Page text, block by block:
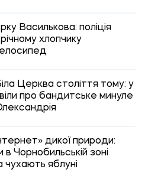
Василькова: поліція
хлопчику
Церква століття тому: у
про бандитське минуле
дикої природи:
Чорнобильській зоні
яблуні